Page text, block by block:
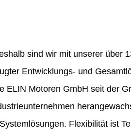
sind wir mit unserer über
Entwicklungs- und
ELIN Motoren GmbH seit der
Flexibilität ist